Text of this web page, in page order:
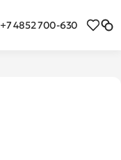
+7 4852 700-630